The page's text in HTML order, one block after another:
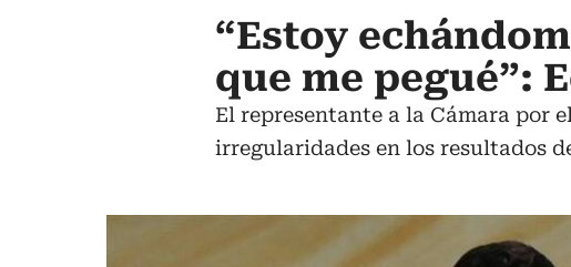
“Estoy
que me pegué”:
El representante a la Cámara por
irregularidades en los resultados